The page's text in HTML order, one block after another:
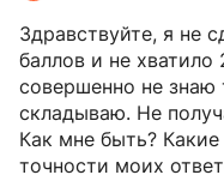
Здравствуйте, я не
баллов и не хватило
совершенно не знаю
складываю. Не
Как мне быть?
точности моих